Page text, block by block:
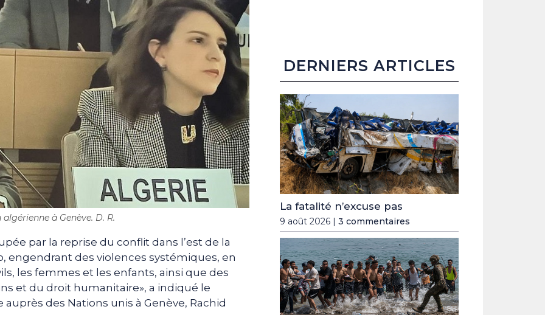
à Genève. D. R.
par la reprise du conflit dans l’est de la
engendrant des violences systémiques, en
les femmes et les enfants, ainsi que des
et du droit humanitaire», a indiqué le
des Nations unis à Genève, Rachid
DERNIERS ARTICLES
La fatalité n’excuse pas
9 août 2026 | 3 commentaires